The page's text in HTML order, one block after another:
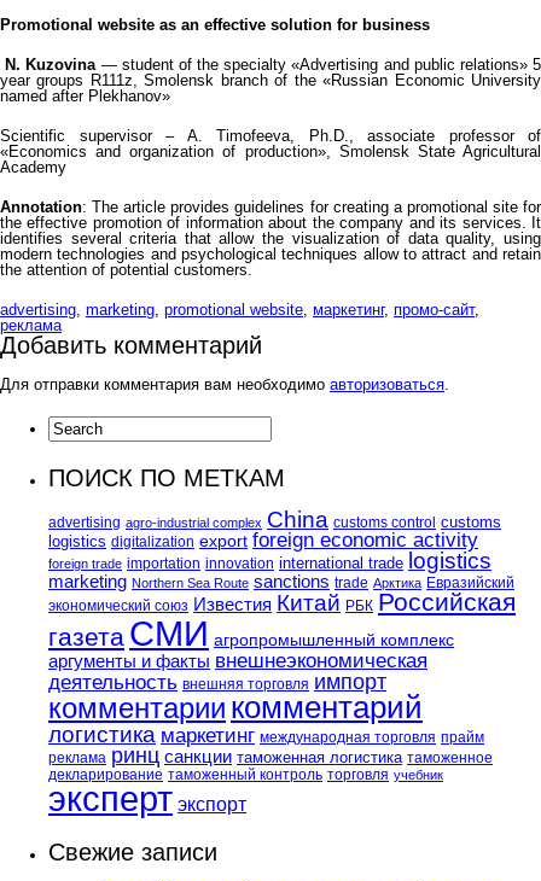
Promotional website as an effective solution for business
N. Kuzovina— student of the specialty «Advertising and public relations» 5
year groups R111z, Smolensk branch of the «Russian Economic University
named after Plekhanov»
Scientific supervisor – A. Timofeeva, Ph.D., associate professor of
«Economics and organization of production», Smolensk State Agricultural
Academy
Annotation: The article provides guidelines for creating a promotional site for
the effective promotion of information about the company and its services. It
identifies several criteria that allow the visualization of data quality, using
modern technologies and psychological techniques allow to attract and retain
the attention of potential customers.
advertising, marketing, promotional website, маркетинг, промо-сайт,
реклама
Добавить комментарий
Для отправки комментария вам необходимо авторизоваться.
ПОИСК ПО МЕТКАМ
advertising agro-industrial complex China customs control customs
logistics digitalization export foreign economic activity
foreign trade importation innovation international trade logistics
marketing Northern Sea Route sanctions trade Арктика Евразийский
экономический союз Известия Китай РБК Российская
газета СМИ агропромышленный комплекс
аргументы и факты внешнеэкономическая
деятельность внешняя торговля импорт
комментарии комментарий
логистика маркетинг международная торговля прайм
реклама ринц санкции таможенная логистика таможенное
декларирование таможенный контроль торговля учебник
эксперт экспорт
Свежие записи